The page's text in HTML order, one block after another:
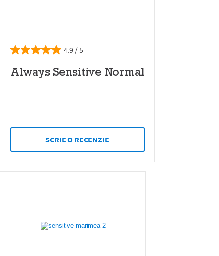
4.9
Always Sensitive Normal
SCRIE O RECENZIE